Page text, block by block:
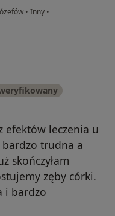
• Inny •
efektów leczenia u
bardzo trudna a
skończyłam
zęby córki.
i bardzo